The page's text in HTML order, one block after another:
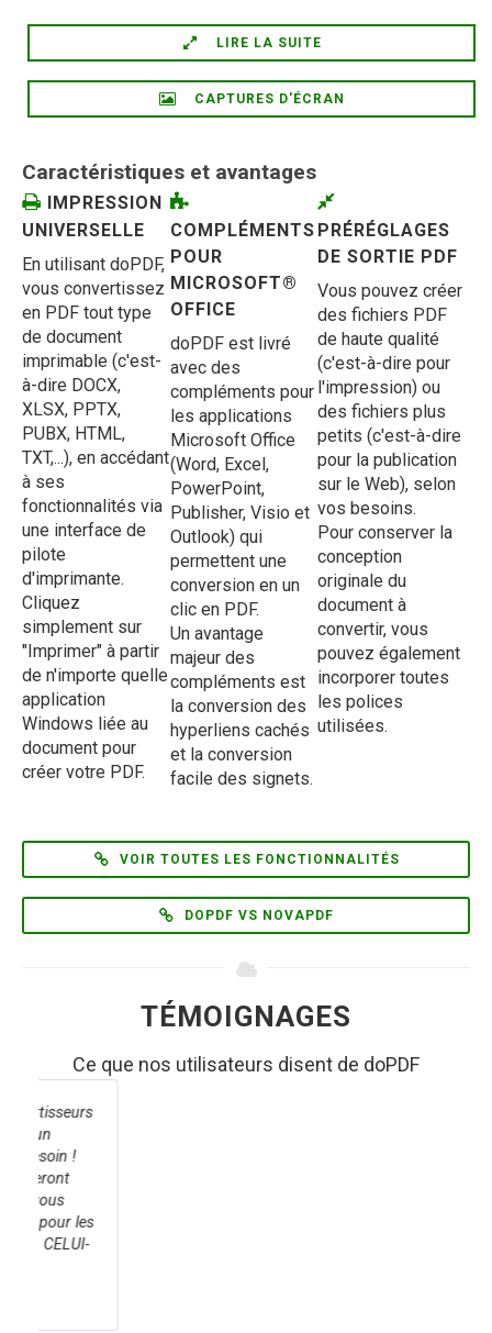
LIRE LA SUITE
CAPTURES D'ÉCRAN
Caractéristiques et avantages
IMPRESSION
UNIVERSELLE
En utilisant doPDF,
vous convertissez
en PDF tout type
de document
imprimable (c'est-
à-dire DOCX,
XLSX, PPTX,
PUBX, HTML,
TXT,...), en accédant
à ses
fonctionnalités via
une interface de
pilote
d'imprimante.
Cliquez
simplement sur
"Imprimer" à partir
de n'importe quelle
application
Windows liée au
document pour
créer votre PDF.
COMPLÉMENTS
POUR
MICROSOFT®
OFFICE
doPDF est livré
avec des
compléments pour
les applications
Microsoft Office
(Word, Excel,
PowerPoint,
Publisher, Visio et
Outlook) qui
permettent une
conversion en un
clic en PDF.
Un avantage
majeur des
compléments est
la conversion des
hyperliens cachés
et la conversion
facile des signets.
PRÉRÉGLAGES
DE SORTIE PDF
Vous pouvez créer
des fichiers PDF
de haute qualité
(c'est-à-dire pour
l'impression) ou
des fichiers plus
petits (c'est-à-dire
pour la publication
sur le Web), selon
vos besoins.
Pour conserver la
conception
originale du
document à
convertir, vous
pouvez également
incorporer toutes
les polices
utilisées.
VOIR TOUTES LES FONCTIONNALITÉS
DOPDF VS NOVAPDF
TÉMOIGNAGES
Ce que nos utilisateurs disent de doPDF
doPDF Free PDF Converter vient à votre
Avec son mode de fonctionnement simple et
familier, vous n'avez rien à perdre en l'essayant.